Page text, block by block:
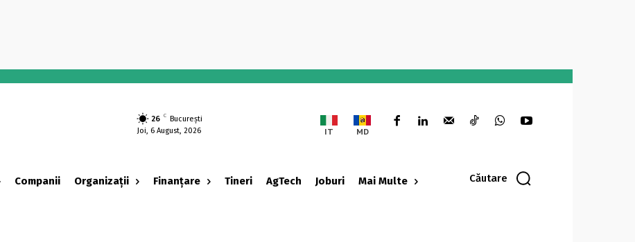
26 C București
Joi, 6 August, 2026
IT MD
Companii Organizații Finanțare Tineri AgTech Joburi Mai Multe Căutare
-